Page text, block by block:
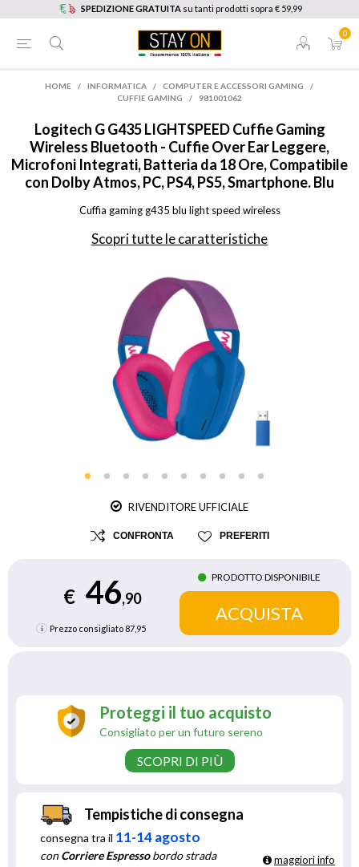
SPEDIZIONE GRATUITA su tanti prodotti sopra € 59,99
0
HOME / INFORMATICA / COMPUTER E ACCESSORI GAMING
/
CUFFIE GAMING
/ 981001062
Logitech G G435 LIGHTSPEED Cuffie Gaming
Wireless Bluetooth - Cuffie Over Ear Leggere,
Microfoni Integrati, Batteria da 18 Ore, Compatibile
con Dolby Atmos, PC, PS4, PS5, Smartphone. Blu
Cuffia gaming g435 blu light speed wireless
Scopri tutte le caratteristiche
RIVENDITORE UFFICIALE
CONFRONTA PREFERITI
€ 46,90
Prezzo consigliato 87,95
PRODOTTO DISPONIBILE
Proteggi il tuo acquisto
Consigliato per un futuro sereno
SCOPRI DI PIÙ
Tempistiche di consegna
consegna tra il 11-14 agosto
conCorriere Espressobordo strada maggiori info